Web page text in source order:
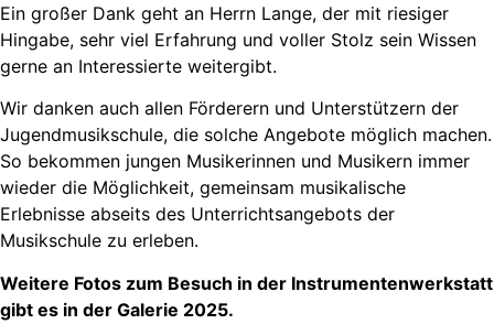
Ein großer Dank geht an Herrn Lange, der mit riesiger
Hingabe, sehr viel Erfahrung und voller Stolz sein Wissen
gerne an Interessierte weitergibt.
Wir danken auch allen Förderern und Unterstützern der
Jugendmusikschule, die solche Angebote möglich machen.
So bekommen jungen Musikerinnen und Musikern immer
wieder die Möglichkeit, gemeinsam musikalische
Erlebnisse abseits des Unterrichtsangebots der
Musikschule zu erleben.
Weitere Fotos zum Besuch in der Instrumentenwerkstatt
gibt es in der Galerie 2025.